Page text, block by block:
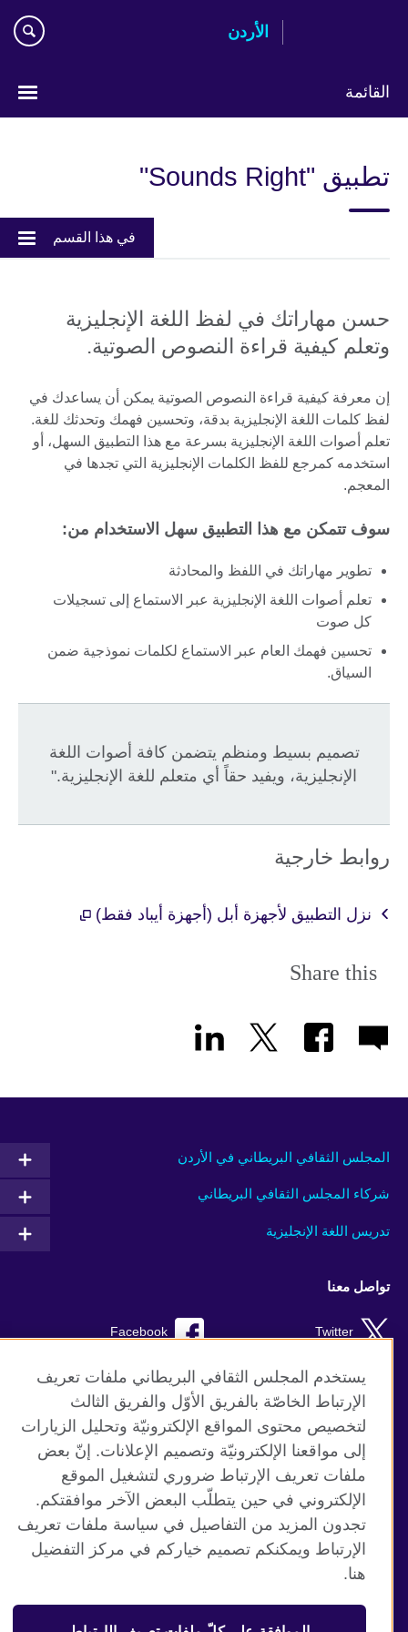
الأردن
القائمة
تطبيق "Sounds Right"
في هذا القسم
حسن مهاراتك في لفظ اللغة الإنجليزية
وتعلم كيفية قراءة النصوص الصوتية.
إن معرفة كيفية قراءة النصوص الصوتية يمكن أن يساعدك في
لفظ كلمات اللغة الإنجليزية بدقة، وتحسين فهمك وتحدثك للغة.
تعلم أصوات اللغة الإنجليزية بسرعة مع هذا التطبيق السهل، أو
استخدمه كمرجع للفظ الكلمات الإنجليزية التي تجدها في
المعجم.
سوف تتمكن مع هذا التطبيق سهل الاستخدام من:
تطوير مهاراتك في اللفظ والمحادثة
تعلم أصوات اللغة الإنجليزية عبر الاستماع إلى تسجيلات
كل صوت
تحسين فهمك العام عبر الاستماع لكلمات نموذجية ضمن
السياق.
تصميم بسيط ومنظم يتضمن كافة أصوات اللغة
الإنجليزية، ويفيد حقاً أي متعلم للغة الإنجليزية."
روابط خارجية
نزل التطبيق لأجهزة أبل (أجهزة أيباد فقط)
Share this
المجلس الثقافي البريطاني في الأردن
شركاء المجلس الثقافي البريطاني
تدريس اللغة الإنجليزية
تواصل معنا
Facebook Twitter
YouTube RSS
TikTok
موقع المجلس الثقافي البريطاني العالمي
الخصوصية وشروط الاستخدام
ملفات تعريف الإرتباط
خارطة الموقع
يستخدم المجلس الثقافي البريطاني ملفات تعريف
الإرتباط الخاصّة بالفريق الأوّل والفريق الثالث
لتخصيص محتوى المواقع الإلكترونيّة وتحليل الزيارات
إلى مواقعنا الإلكترونيّة وتصميم الإعلانات. إنّ بعض
ملفات تعريف الإرتباط ضروري لتشغيل الموقع
الإلكتروني في حين يتطلّب البعض الآخر موافقتكم.
تجدون المزيد من التفاصيل في سياسة ملفات تعريف
الإرتباط ويمكنكم تصميم خياركم في مركز التفضيل
هنا.